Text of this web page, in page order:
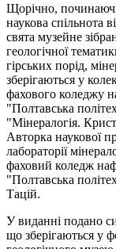
Щорічно,
наукова спільнота
свята музейне
геологічної
гірських порід,
зберігаються у
фахового коледжу
"Полтавська
"Мінералогія.
Авторка наукової
лабораторії
фаховий коледж
"Полтавська
Тацій.
У виданні подано
що зберігаються у